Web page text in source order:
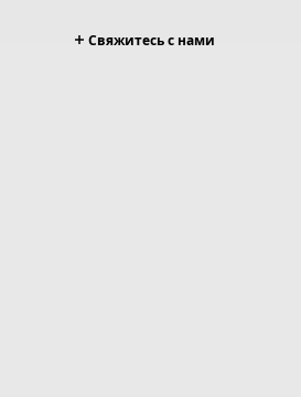
Свяжитесь с нами